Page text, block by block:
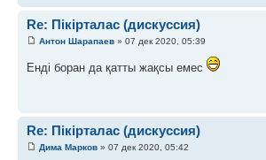
Re: Пікірталас (дискуссия)
Антон Шарапаев » 07 дек 2020, 05:39
Енді боран да қатты жақсы емес
Re: Пікірталас (дискуссия)
Дима Марков » 07 дек 2020, 05:42